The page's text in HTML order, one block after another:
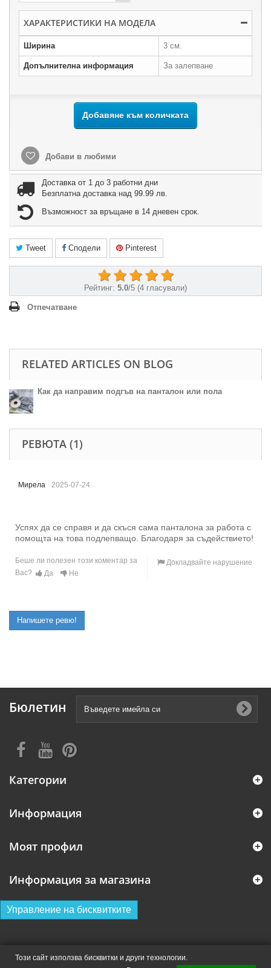
ХАРАКТЕРИСТИКИ НА МОДЕЛА
Ширина 3 см.
Допълнителна информация За залепване
Добавяне към количката
Добави в любими
Доставка от 1 до 3 работни дни
Безплатна доставка над 99.99 лв.
Възможност за връщане в 14 дневен срок.
Tweet Сподели Pinterest
Рейтинг: 5.0/5 (4 гласували)
Отпечатване
RELATED ARTICLES ON BLOG
Как да направим подгъв на панталон или пола
РЕВЮТА (1)
Мирела 2025-07-24
Успях да се справя и да скъся сама панталона за работа с
помощта на това подлепващо. Благодаря за съдействието!
Беше ли полезен този коментар за
Вас?
Да Не
Докладвайте нарушение
Напишете ревю!
Бюлетин
Категории
Информация
Моят профил
Информация за магазина
Управление на бисквитките
Този сайт използва бисквитки и други технологии.